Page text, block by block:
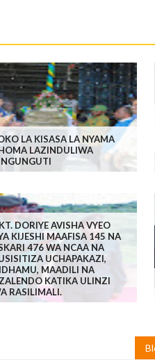
LA KISASA LA NYAMA
LAZINDULIWA
DORIYE AVISHA VYEO
KIJESHI MAAFISA 145 NA
476 WA NCAA NA
UCHAPAKAZI,
MAADILI NA
KATIKA ULINZI
RASILIMALI.